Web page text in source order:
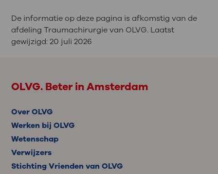
De informatie op deze pagina is afkomstig van de
afdeling Traumachirurgie van OLVG. Laatst
gewijzigd:20 juli 2026
OLVG. Beter in Amsterdam
Over OLVG
Werken bij OLVG
Wetenschap
Verwijzers
Stichting Vrienden van OLVG